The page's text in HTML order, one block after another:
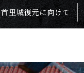
首里城復元に向けて